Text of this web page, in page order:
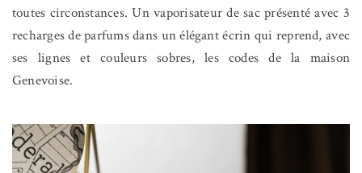
toutes circonstances. Un vaporisateur de sac présenté avec 3
recharges de parfums dans un élégant écrin qui reprend, avec
ses lignes et couleurs sobres, les codes de la maison
Genevoise.